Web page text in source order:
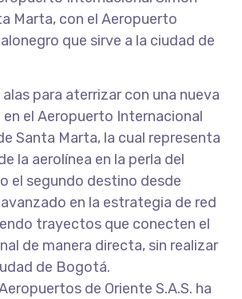
Marta, con el Aeropuerto
que sirve a la ciudad de
alas para aterrizar con una nueva
el Aeropuerto Internacional
Santa Marta, la cual representa
la aerolínea en la perla del
el segundo destino desde
en la estrategia de red
trayectos que conecten el
de manera directa, sin realizar
de Bogotá.
de Oriente S.A.S. ha